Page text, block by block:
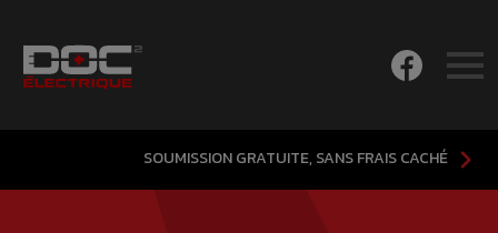
SOUMISSION GRATUITE, SANS FRAIS CACHÉ